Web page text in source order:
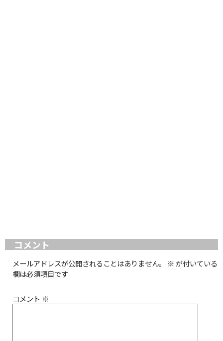
コメント
メールアドレスが公開されることはありません。 ※が付いている
欄は必須項目です
コメント ※